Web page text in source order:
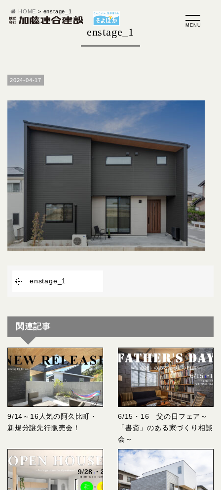
HOME > enstage_1
enstage_1
2024-04-17
enstage_1
関連記事
9/14～16人気の阿久比町・
新規分譲先行販売会！
6/15・16 父の日フェア～
「書斎」のある家づくり相談
会～